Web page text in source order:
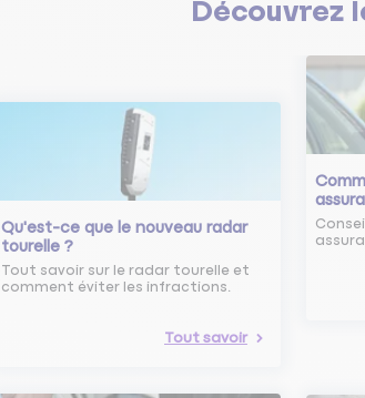
Découvrez
Qu'est-ce que le nouveau radar
tourelle ?
Tout savoir sur le radar tourelle et
comment éviter les infractions.
Tout savoir